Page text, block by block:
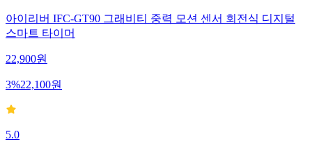
아이리버 IFC-GT90 그래비티 중력 모션 센서 회전식 디지털
스마트 타이머
22,900원
3%22,100원
5.0